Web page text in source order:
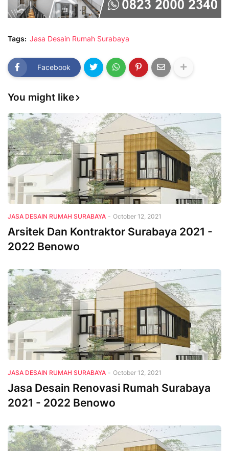
Tags: Jasa Desain Rumah Surabaya
Facebook
You might like
JASA DESAIN RUMAH SURABAYA - October 12, 2021
Arsitek Dan Kontraktor Surabaya 2021 -
2022 Benowo
JASA DESAIN RUMAH SURABAYA - October 12, 2021
Jasa Desain Renovasi Rumah Surabaya
2021 - 2022 Benowo